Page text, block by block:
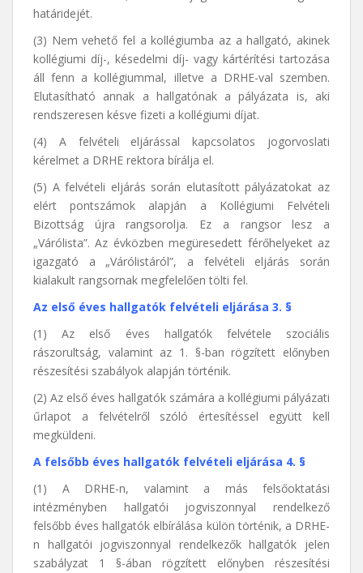
határidejét.
(3) Nem vehető fel a kollégiumba az a hallgató, akinek
kollégiumi díj-, késedelmi díj- vagy kártérítési tartozása
áll fenn a kollégiummal, illetve a DRHE-val szemben.
Elutasítható annak a hallgatónak a pályázata is, aki
rendszeresen késve fizeti a kollégiumi díjat.
(4) A felvételi eljárással kapcsolatos jogorvoslati
kérelmet a DRHE rektora bírálja el.
(5) A felvételi eljárás során elutasított pályázatokat az
elért pontszámok alapján a Kollégiumi Felvételi
Bizottság újra rangsorolja. Ez a rangsor lesz a
„Várólista”. Az évközben megüresedett férőhelyeket az
igazgató a „Várólistáról”, a felvételi eljárás során
kialakult rangsornak megfelelően tölti fel.
Az első éves hallgatók felvételi eljárása 3. §
(1) Az első éves hallgatók felvétele szociális
rászorultság, valamint az 1. §-ban rögzített előnyben
részesítési szabályok alapján történik.
(2) Az első éves hallgatók számára a kollégiumi pályázati
űrlapot a felvételről szóló értesítéssel együtt kell
megküldeni.
A felsőbb éves hallgatók felvételi eljárása 4. §
(1) A DRHE-n, valamint a más felsőoktatási
intézményben hallgatói jogviszonnyal rendelkező
felsőbb éves hallgatók elbírálása külön történik, a DRHE-
n hallgatói jogviszonnyal rendelkezők hallgatók jelen
szabályzat 1 §-ában rögzített előnyben részesítési